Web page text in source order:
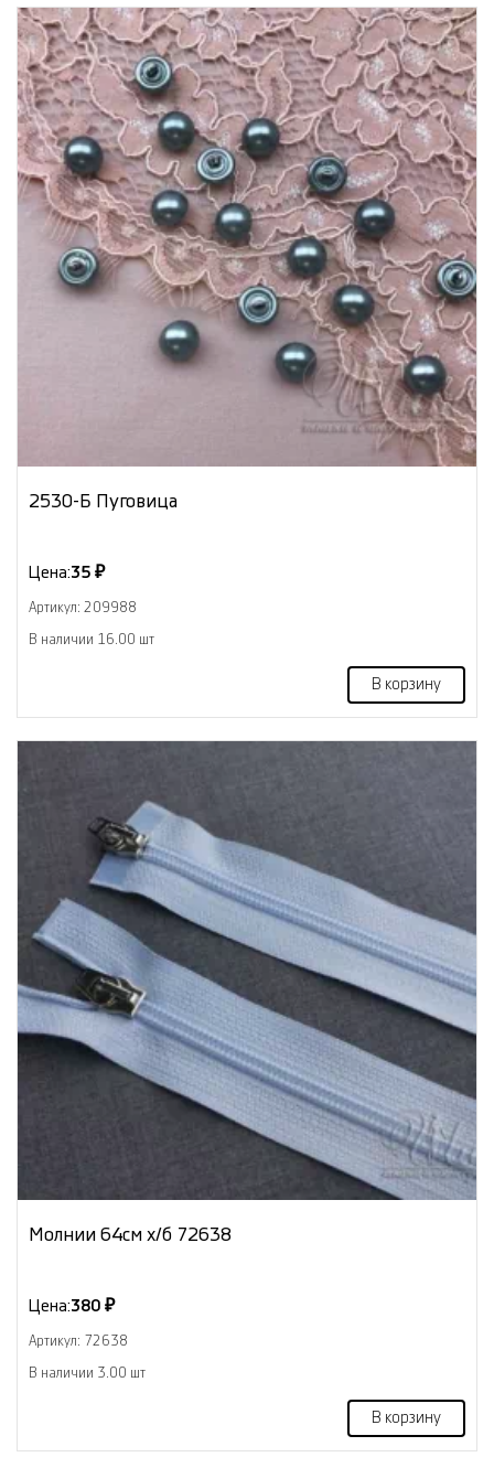
2530-Б Пуговица
Цена:35 ₽
Артикул: 209988
В наличии 16.00 шт
В корзину
Молнии 64см х/б 72638
Цена:380 ₽
Артикул: 72638
В наличии 3.00 шт
В корзину